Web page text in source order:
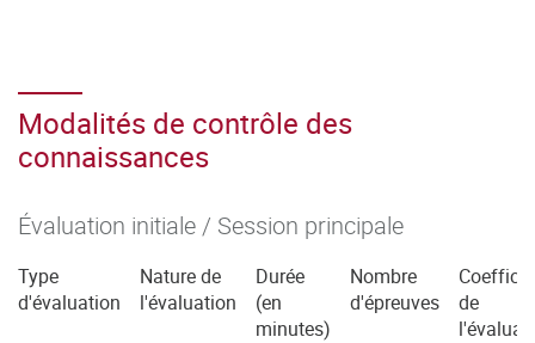
Modalités de contrôle des
connaissances
Évaluation initiale / Session principale
Type
d'évaluation
Nature de
l'évaluation
Durée
(en
minutes)
Nombre
d'épreuves
de